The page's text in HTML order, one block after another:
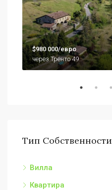
$980 000/евро
через Тренто 49
Тип Собственности
Вилла
Квартира